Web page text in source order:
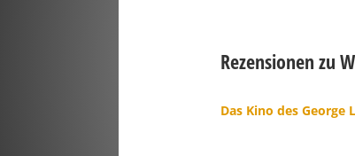
Rezensionen zu
Das Kino des George